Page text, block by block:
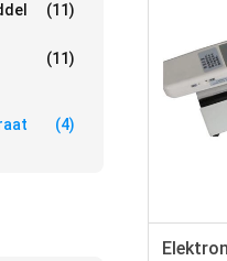
(11)
(11)
(4)